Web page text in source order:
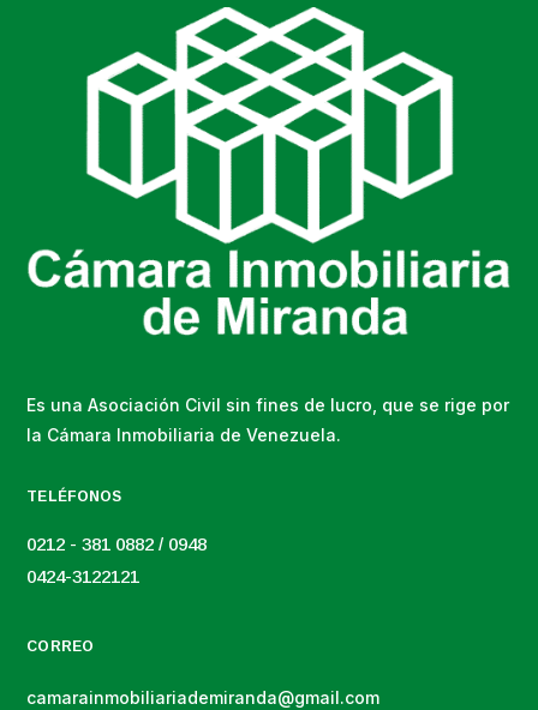
Es una Asociación Civil sin fines de lucro, que se rige por
la Cámara Inmobiliaria de Venezuela.
TELÉFONOS
0212 - 381 0882 / 0948
0424-3122121
CORREO
camarainmobiliariademiranda@gmail.com